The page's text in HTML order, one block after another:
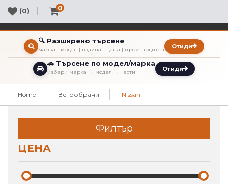
(0) 0
🔍 Разширено търсене
марка | модел | година | цена | производител Отиди
🚗 Търсене по модел/марка
избери марка → модел → части Отиди
Home Ветробрани Nissan
Филтър
ЦЕНА